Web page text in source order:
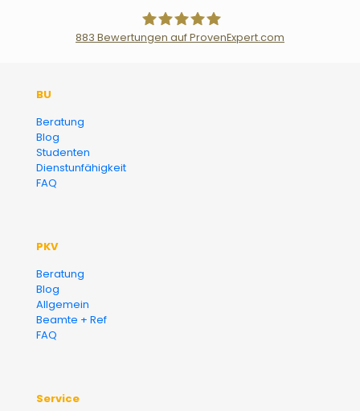
883 Bewertungen auf ProvenExpert.com
BU
Beratung
Blog
Studenten
Dienstunfähigkeit
FAQ
PKV
Beratung
Blog
Allgemein
Beamte + Ref
FAQ
Service